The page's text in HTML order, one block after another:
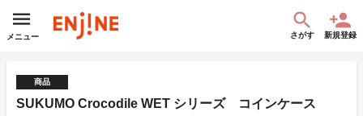
メニュー さがす 新規登録
商品
SUKUMO Crocodile WET シリーズ コインケース